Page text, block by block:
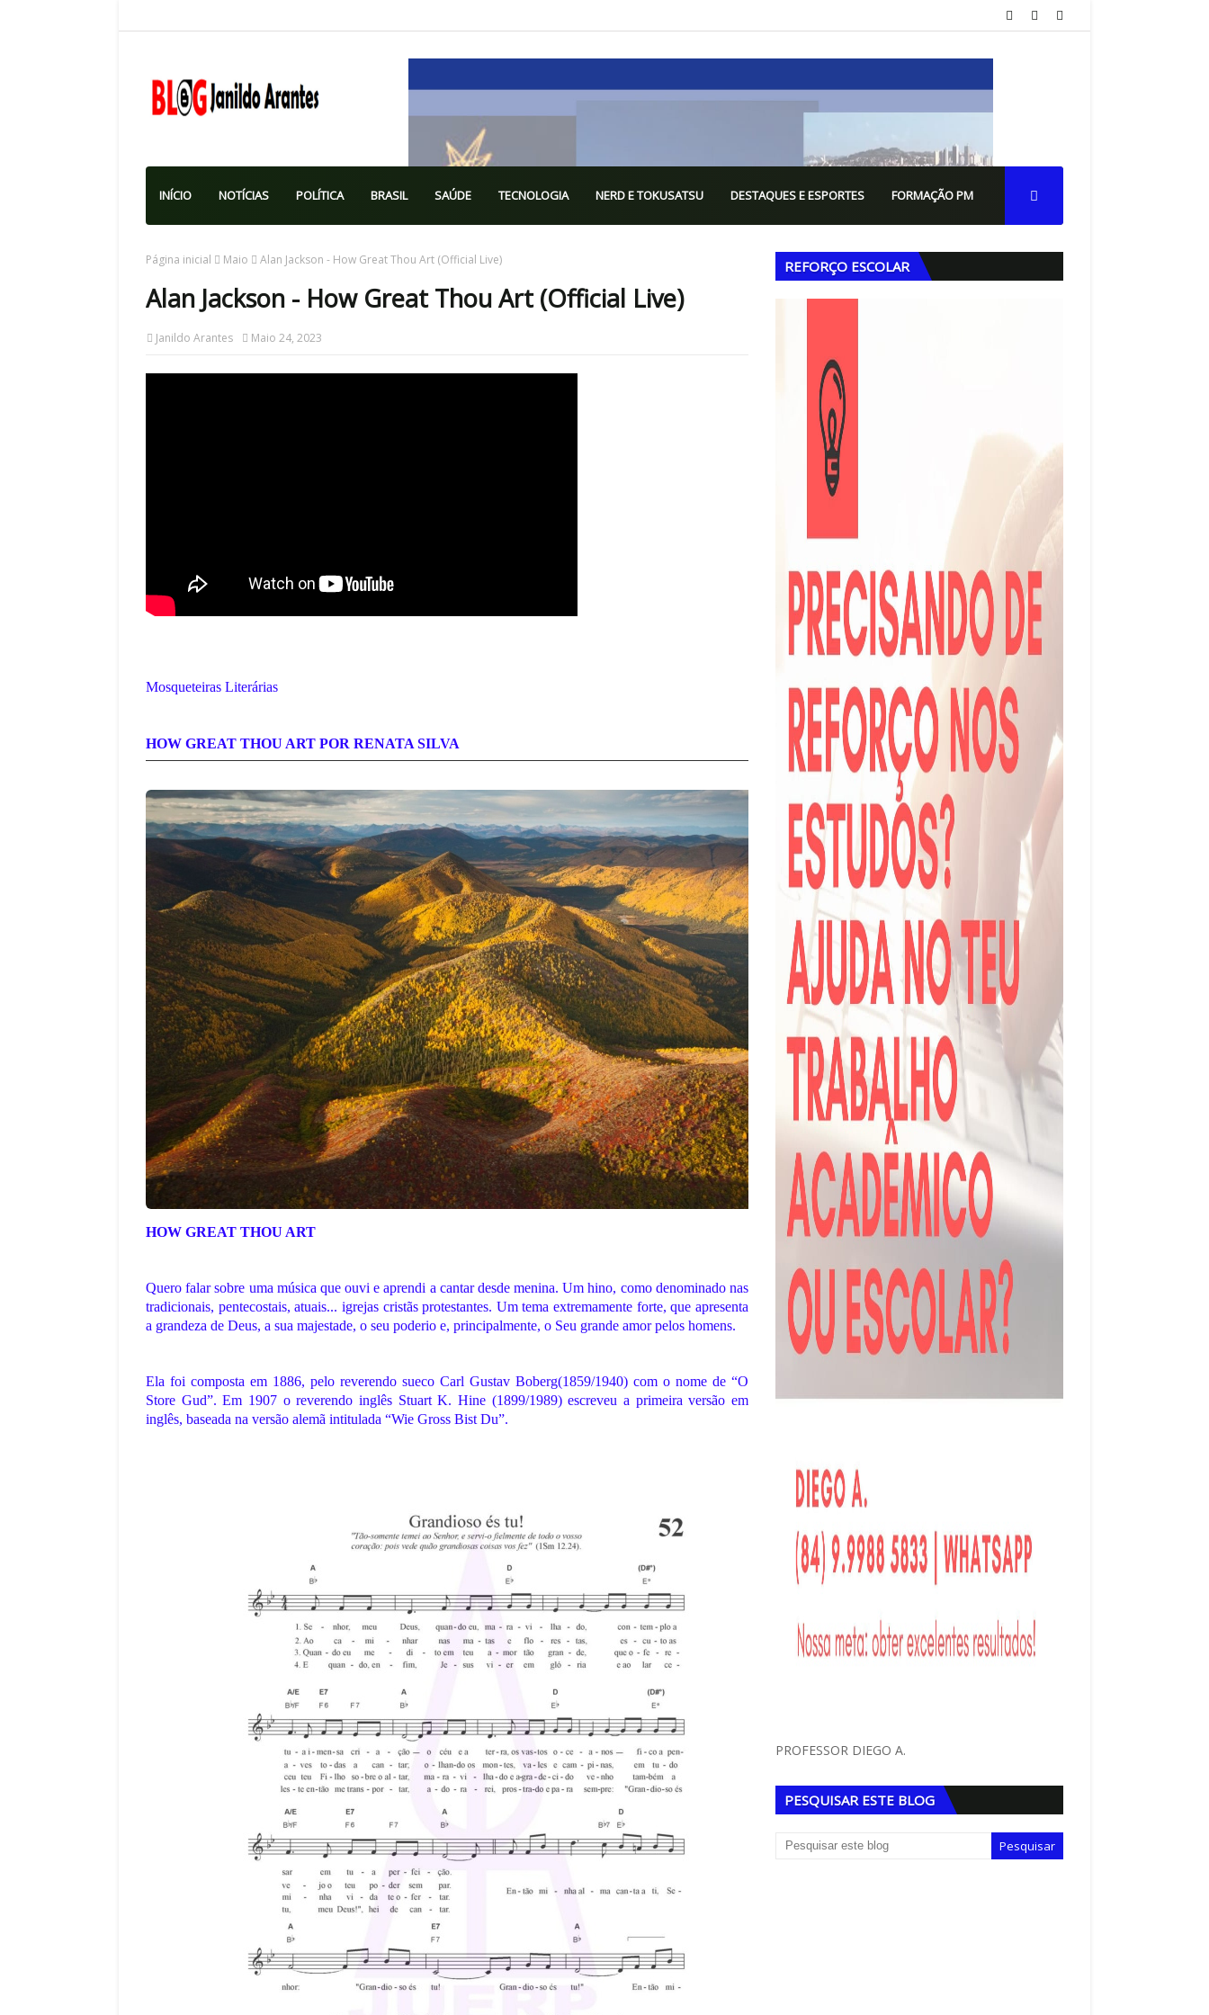
INÍCIO NOTÍCIAS POLÍTICA BRASIL SAÚDE TECNOLOGIA NERD E TOKUSATSU DESTAQUES E ESPORTES FORMAÇÃO PM
Página inicial Maio Alan Jackson - How Great Thou Art (Official Live)
Alan Jackson - How Great Thou Art (Official Live)
Janildo Arantes Maio 24, 2023
Mosqueteiras Literárias
HOW GREAT THOU ART POR RENATA SILVA
HOW GREAT THOU ART
Quero falar sobre uma música que ouvi e aprendi a cantar desde menina. Um hino, como denominado nas
tradicionais, pentecostais, atuais... igrejas cristãs protestantes. Um tema extremamente forte, que apresenta
a grandeza de Deus, a sua majestade, o seu poderio e, principalmente, o Seu grande amor pelos homens.
Ela foi composta em 1886, pelo reverendo sueco Carl Gustav Boberg(1859/1940) com o nome de “O
Store Gud”. Em 1907 o reverendo inglês Stuart K. Hine (1899/1989) escreveu a primeira versão em
inglês, baseada na versão alemã intitulada “Wie Gross Bist Du”.
REFORÇO ESCOLAR
PROFESSOR DIEGO A.
PESQUISAR ESTE BLOG